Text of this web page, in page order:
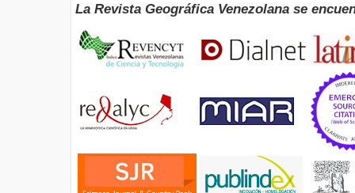
La Revista Geográfica Venezolana se